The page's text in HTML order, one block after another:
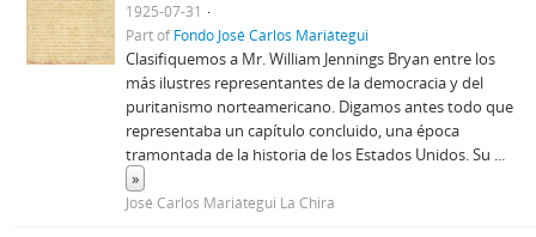
1925-07-31
Part ofFondo José Carlos Mariátegui
Clasifiquemos a Mr. William Jennings Bryan entre los
más ilustres representantes de la democracia y del
puritanismo norteamericano. Digamos antes todo que
representaba un capítulo concluido, una época
tramontada de la historia de los Estados Unidos. Su ...
»
José Carlos Mariátegui La Chira